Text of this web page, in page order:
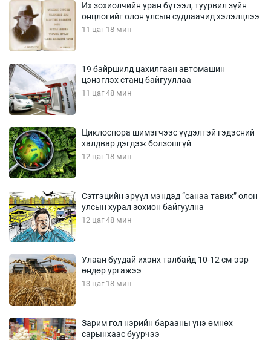
Их зохиолчийн уран бүтээл, туурвил зүйн
онцлогийг олон улсын судлаачид хэлэлцлээ
11 цаг 18 мин
19 байршилд цахилгаан автомашин
цэнэглэх станц байгууллаа
11 цаг 48 мин
Циклоспора шимэгчээс үүдэлтэй гэдэсний
халдвар дэгдэж болзошгүй
12 цаг 18 мин
Сэтгэцийн эрүүл мэндэд “санаа тавих” олон
улсын хурал зохион байгуулна
12 цаг 48 мин
Улаан буудай ихэнх талбайд 10-12 см-ээр
өндөр ургажээ
13 цаг 18 мин
Зарим гол нэрийн барааны үнэ өмнөх
сарынхаас буурчээ